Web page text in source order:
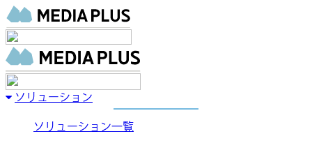
ソリューション
ソリューション一覧